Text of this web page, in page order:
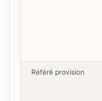
Référé provision